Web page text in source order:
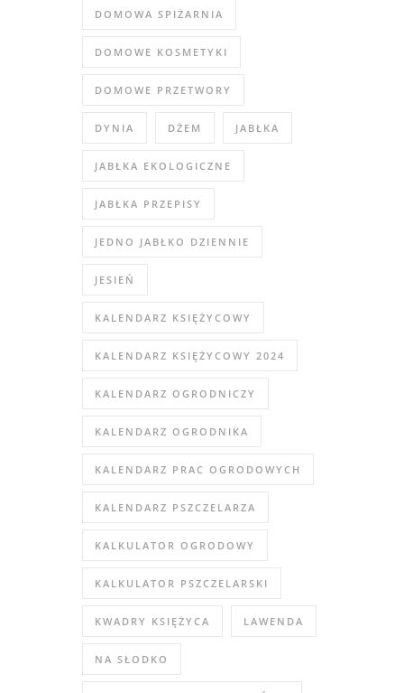
DOMOWA SPIŻARNIA
DOMOWE KOSMETYKI
DOMOWE PRZETWORY
DYNIA DŻEM JABŁKA
JABŁKA EKOLOGICZNE
JABŁKA PRZEPISY
JEDNO JABŁKO DZIENNIE
JESIEŃ
KALENDARZ KSIĘŻYCOWY
KALENDARZ KSIĘŻYCOWY 2024
KALENDARZ OGRODNICZY
KALENDARZ OGRODNIKA
KALENDARZ PRAC OGRODOWYCH
KALENDARZ PSZCZELARZA
KALKULATOR OGRODOWY
KALKULATOR PSZCZELARSKI
KWADRY KSIĘŻYCA LAWENDA
NA SŁODKO